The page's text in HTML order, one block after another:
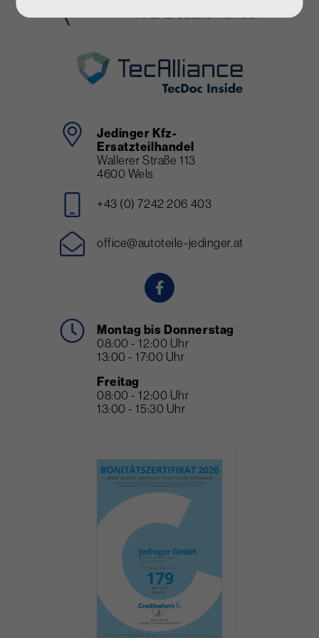
Jedinger Kfz-
Ersatzteilhandel
Wallerer Straße 113
4600 Wels
+43 (0) 7242 206 403
office@autoteile-jedinger.at
Montag bis Donnerstag
08:00 - 12:00 Uhr
13:00 - 17:00 Uhr
Freitag
08:00 - 12:00 Uhr
13:00 - 15:30 Uhr